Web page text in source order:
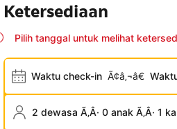
Ketersediaan
Pilih tanggal untuk melihat
Waktu check-in Ã¢â‚¬â€
2 dewasa Ã‚Â· 0 anak Ã‚Â· 1